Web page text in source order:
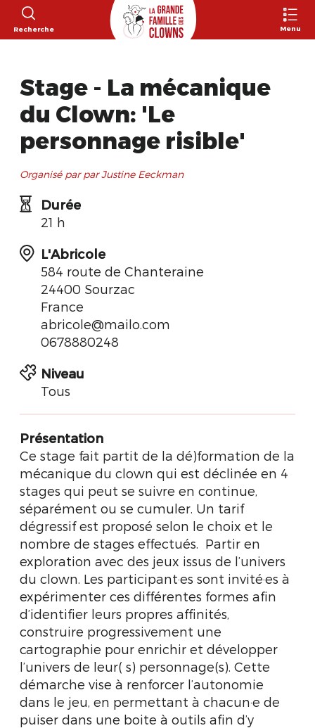
Recherche Menu
Stage - La mécanique
du Clown: 'Le
personnage risible'
Organisé par par Justine Eeckman
Durée
21 h
L'Abricole
584 route de Chanteraine
24400 Sourzac
France
abricole@mailo.com
0678880248
Niveau
Tous
Présentation
Ce stage fait partit de la dé)formation de la
mécanique du clown qui est déclinée en 4
stages qui peut se suivre en continue,
séparément ou se cumuler. Un tarif
dégressif est proposé selon le choix et le
nombre de stages effectués. Partir en
exploration avec des jeux issus de l’univers
du clown. Les participant·es sont invité·es à
expérimenter ces différentes formes afin
d’identifier leurs propres affinités,
construire progressivement une
cartographie pour enrichir et développer
l’univers de leur( s) personnage(s). Cette
démarche vise à renforcer l’autonomie
dans le jeu, en permettant à chacun·e de
puiser dans une boite à outils afin d’y